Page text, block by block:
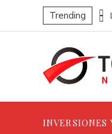
Trending Los ordenadores que abrieron nuevas fronteras en la informática
INVERSIONES